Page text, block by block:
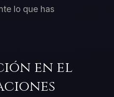
lo que has
en el